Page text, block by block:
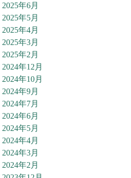
2025年6月
2025年5月
2025年4月
2025年3月
2025年2月
2024年12月
2024年10月
2024年9月
2024年7月
2024年6月
2024年5月
2024年4月
2024年3月
2024年2月